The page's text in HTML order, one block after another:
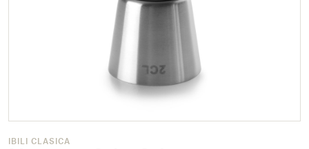
IBILI CLASICA